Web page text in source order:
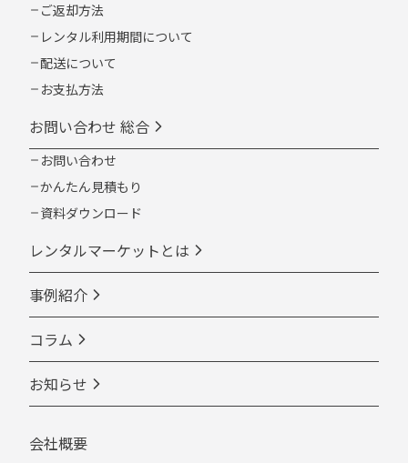
ご返却方法
レンタル利用期間について
配送について
お支払方法
お問い合わせ 総合
お問い合わせ
かんたん見積もり
資料ダウンロード
レンタルマーケットとは
事例紹介
コラム
お知らせ
会社概要